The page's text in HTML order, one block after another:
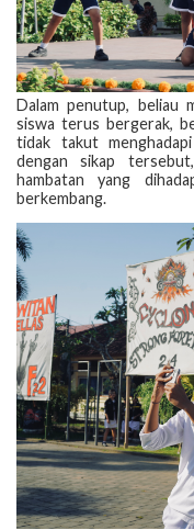
Dalam penutup, beliau
siswa terus bergerak,
tidak takut
dengan sikap
hambatan yang
berkembang.